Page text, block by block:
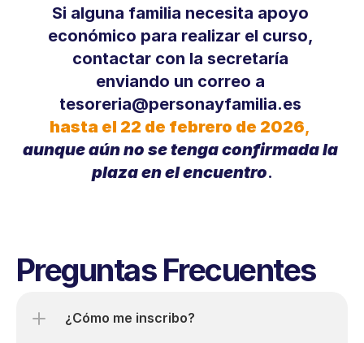
Si alguna familia necesita apoyo
económico para realizar el curso,
contactar con la secretaría
enviando un correo a
tesoreria@personayfamilia.es
hasta el 22 de febrero de 2026,
aunque aún no se tenga confirmada la
plaza en el encuentro.
Preguntas Frecuentes
¿Cómo me inscribo?